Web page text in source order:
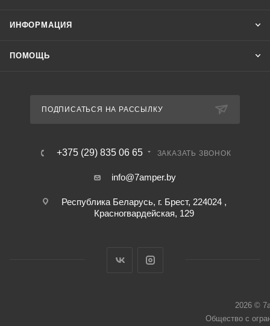
ИНФОРМАЦИЯ
ПОМОЩЬ
ПОДПИСАТЬСЯ НА РАССЫЛКУ
+375 (29) 835 06 65 ЗАКАЗАТЬ ЗВОНОК
info@7amper.by
Республика Беларусь, г. Брест, 224024 ,
Красногвардейская, 129
2026 ©
Общество с